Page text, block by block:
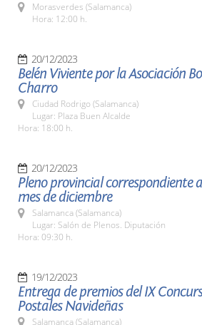
Morasverdes (Salamanca)
Hora: 12:00 h.
20/12/2023
Belén Viviente por la Asociación
Charro
Ciudad Rodrigo (Salamanca)
Lugar: Plaza Buen Alcalde
Hora: 18:00 h.
20/12/2023
Pleno provincial correspondiente
mes de diciembre
Salamanca (Salamanca)
Lugar: Salón de Plenos. Diputación
Hora: 09:30 h.
19/12/2023
Entrega de premios del IX
Postales Navideñas
Salamanca (Salamanca)